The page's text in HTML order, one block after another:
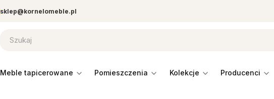
sklep@kornelomeble.pl
meble tapicerowane pomieszczenia kolekcje producenci